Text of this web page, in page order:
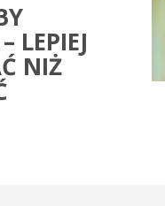
LEPIEJ
NIŻ